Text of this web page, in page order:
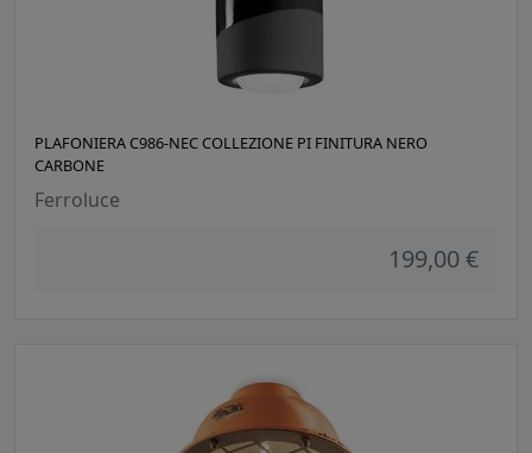
PLAFONIERA C986-NEC COLLEZIONE PI FINITURA NERO
CARBONE
Ferroluce
199,00 €